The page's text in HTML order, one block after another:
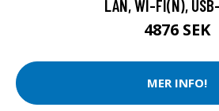
LAN, WI-FI(N),
4876 SEK
MER INFO!